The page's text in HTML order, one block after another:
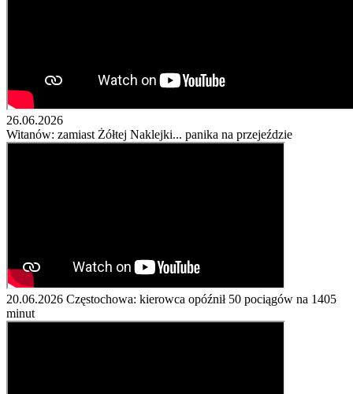
26.06.2026
Witanów: zamiast Żółtej Naklejki... panika na przejeździe
20.06.2026 Częstochowa: kierowca opóźnił 50 pociągów na 1405
minut